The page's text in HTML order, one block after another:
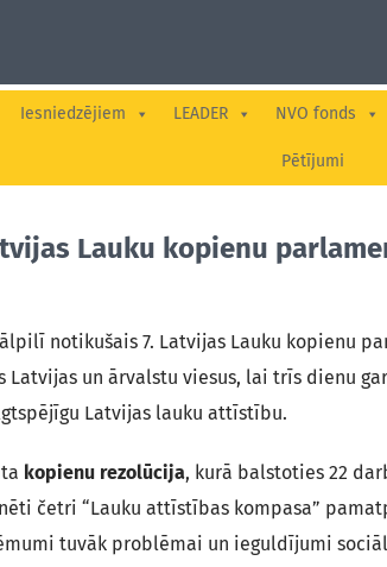
Iesniedzējiem LEADER NVO fonds
Pētījumi
Lauku kopienu
notikušais 7. Latvijas Lauku kopienu
Latvijas un ārvalstu viesus, lai trīs dienu
Latvijas lauku attīstību.
kopienu rezolūcija, kurā balstoties 22
četri “Lauku attīstības kompasa”
tuvāk problēmai un ieguldījumi